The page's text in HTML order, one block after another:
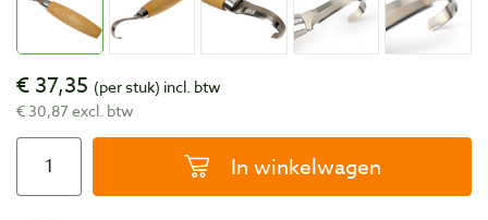
€ 37,35 (per stuk) incl. btw
€ 30,87 excl. btw
In winkelwagen